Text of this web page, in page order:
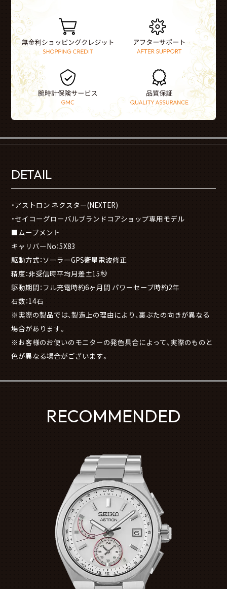
DETAIL
・アストロン ネクスター(NEXTER)
・セイコーグローバルブランドコアショップ専用モデル
■ムーブメント
キャリバーNo：5X83
駆動方式：ソーラーGPS衛星電波修正
精度：非受信時平均月差±15秒
駆動期間：フル充電時約6ヶ月間 パワーセーブ時約2年
石数：14石
※実際の製品では、製造上の理由により、裏ぶたの向きが異なる
場合があります。
※お客様のお使いのモニターの発色具合によって、実際のものと
色が異なる場合がございます。
RECOMMENDED